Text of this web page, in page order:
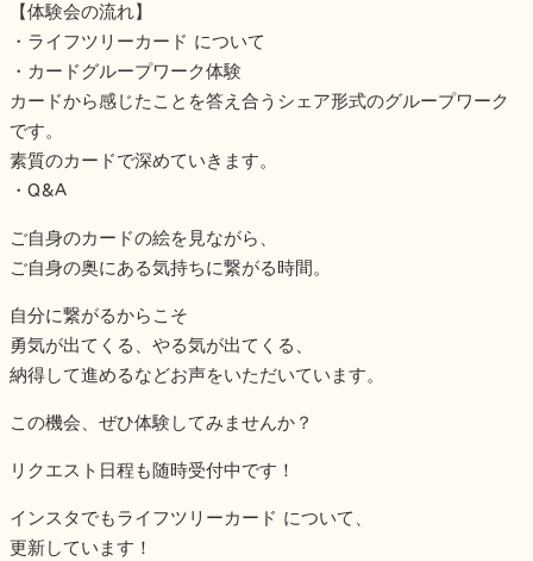
【体験会の流れ】
・ライフツリーカード について
・カードグループワーク体験
カードから感じたことを答え合うシェア形式のグループワーク
です。
素質のカードで深めていきます。
・Q&A
ご自身のカードの絵を見ながら、
ご自身の奥にある気持ちに繋がる時間。
自分に繋がるからこそ
勇気が出てくる、やる気が出てくる、
納得して進めるなどお声をいただいています。
この機会、ぜひ体験してみませんか？
リクエスト日程も随時受付中です！
インスタでもライフツリーカード について、
更新しています！